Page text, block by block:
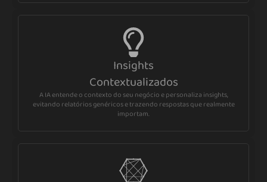
Insights
Contextualizados
A IA entende o contexto do seu negócio e personaliza insights,
evitando relatórios genéricos e trazendo respostas que realmente
importam.